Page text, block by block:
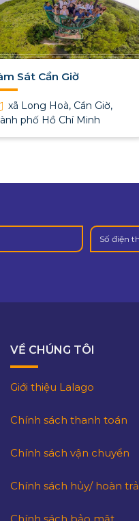
Sát Cần Giờ
xã Long Hoà, Cần Giờ,
phố Hồ Chí Minh
VỀ CHÚNG TÔI
Giới thiệu Lalago
Chính sách thanh toán
Chính sách vận chuyển
Chính sách hủy/ hoàn trả
Chính sách bảo mật